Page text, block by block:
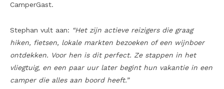
CamperGast.
Stephan vult aan: “Het zijn actieve reizigers die graag
hiken, fietsen, lokale markten bezoeken of een wijnboer
ontdekken. Voor hen is dit perfect. Ze stappen in het
vliegtuig, en een paar uur later begint hun vakantie in een
camper die alles aan boord heeft.”